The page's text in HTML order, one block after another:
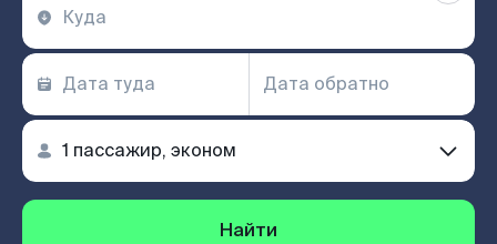
Найти